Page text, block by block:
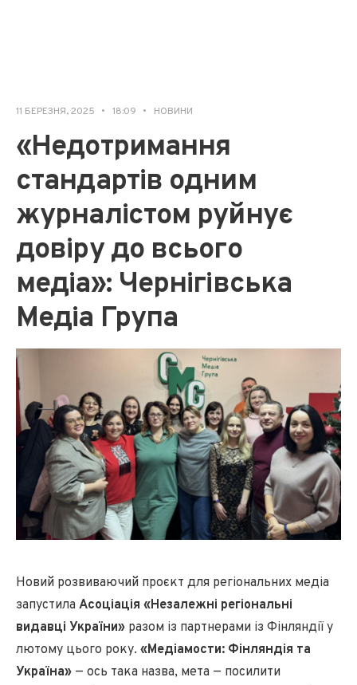
11 БЕРЕЗНЯ, 2025 • 18:09 • НОВИНИ
«Недотримання
стандартів одним
журналістом руйнує
довіру до всього
медіа»: Чернігівська
Медіа Група
Новий розвиваючий проєкт для регіональних медіа
запустила Асоціація «Незалежні регіональні
видавці України» разом із партнерами із Фінляндії у
лютому цього року. «Медіамости: Фінляндія та
Україна» — ось така назва, мета — посилити